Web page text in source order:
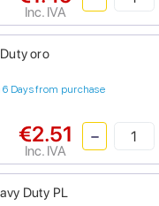
Inc. IVA
oro
Days from purchase
€2.51
Inc. IVA
Duty PL